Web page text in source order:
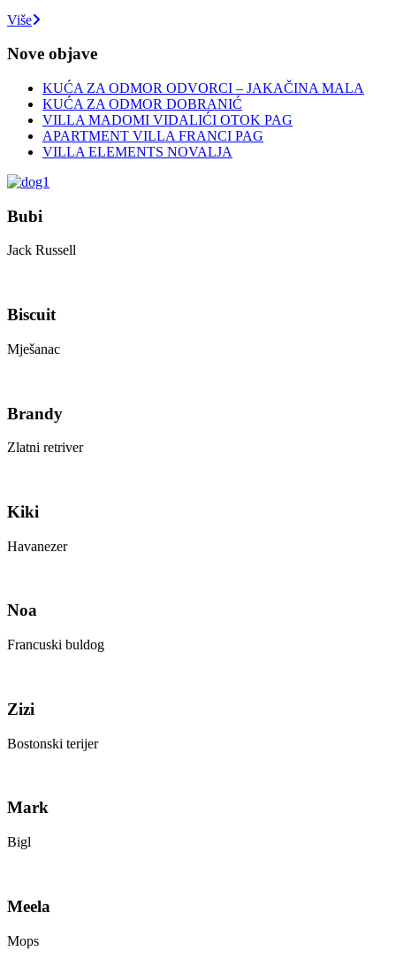
Više
Nove objave
KUĆA ZA ODMOR ODVORCI – JAKAČINA MALA
KUĆA ZA ODMOR DOBRANIĆ
VILLA MADOMI VIDALIĆI OTOK PAG
APARTMENT VILLA FRANCI PAG
VILLA ELEMENTS NOVALJA
Bubi
Jack Russell
Biscuit
Mješanac
Brandy
Zlatni retriver
Kiki
Havanezer
Noa
Francuski buldog
Zizi
Bostonski terijer
Mark
Bigl
Meela
Mops